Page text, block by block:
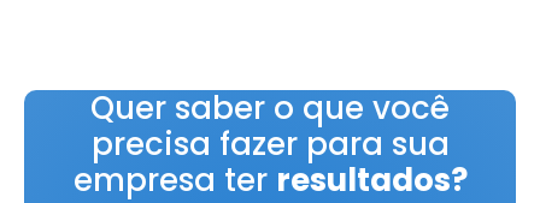
Quer saber o que você
precisa fazer para sua
empresa ter resultados?